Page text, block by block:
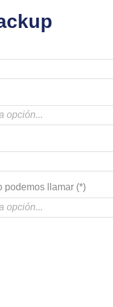
podemos llamar (*)